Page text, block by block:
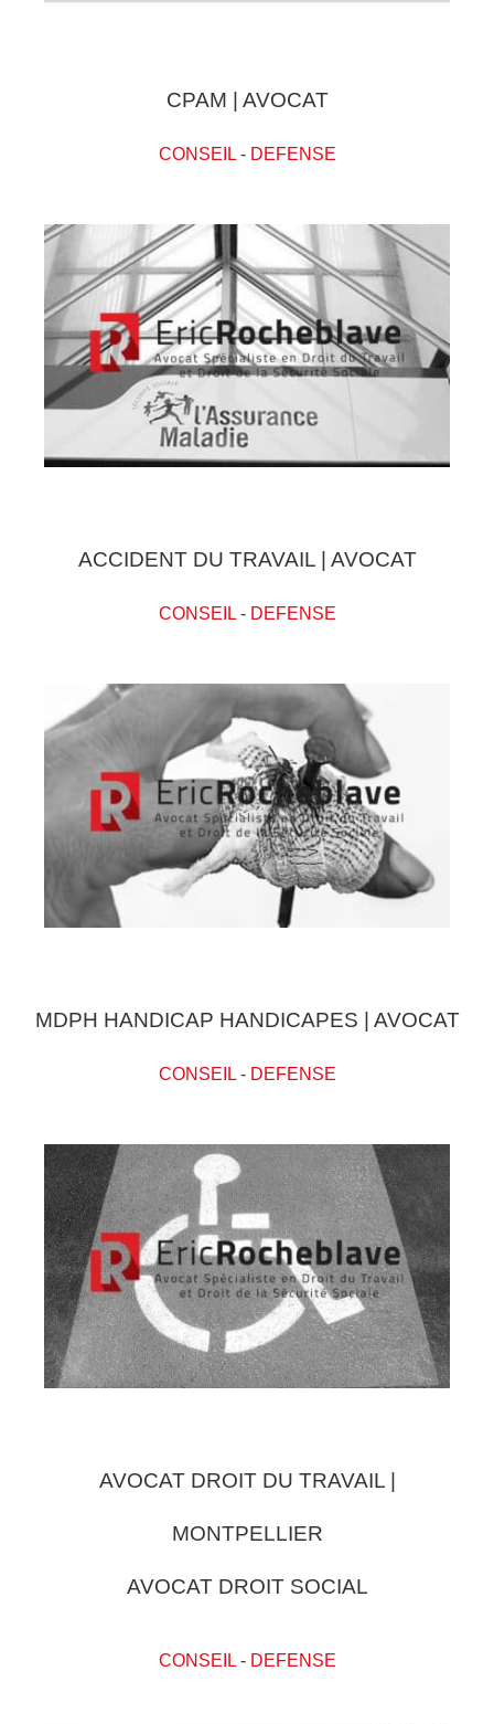
CPAM | AVOCAT
CONSEIL- DEFENSE
ACCIDENT DU TRAVAIL | AVOCAT
CONSEIL- DEFENSE
MDPH HANDICAP HANDICAPES | AVOCAT
CONSEIL- DEFENSE
AVOCAT DROIT DU TRAVAIL |
MONTPELLIER
AVOCAT DROIT SOCIAL
CONSEIL- DEFENSE